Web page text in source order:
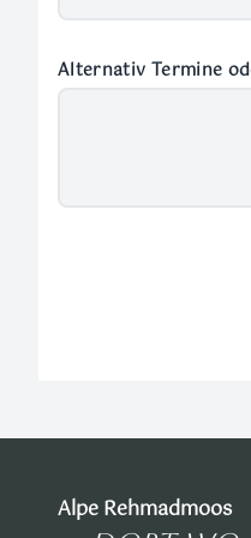
Alternativ Termine
Alpe Rehmadmoos